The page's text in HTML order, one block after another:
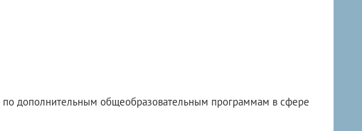
по дополнительным общеобразовательным программам в сфере